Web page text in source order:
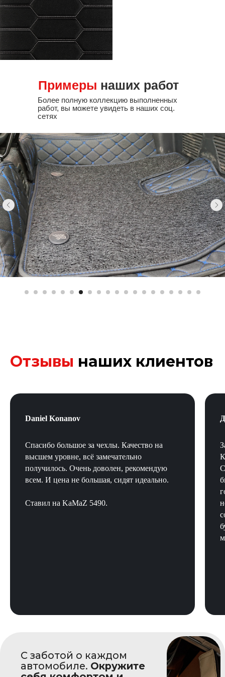
марки не окажется в наличии,
записаться на бесплатный замер!
Более полную коллекцию выполненных
работ, вы можете увидеть в наших соц.
сетях
Примеры наших работ
Отзывы наших клиентов
Daniel Konanov
Спасибо большое за чехлы. Качество на
высшем уровне, всё замечательно
получилось. Очень доволен, рекомендую
всем. И цена не большая, сидят идеально.
Ставил на KaMaZ 5490.